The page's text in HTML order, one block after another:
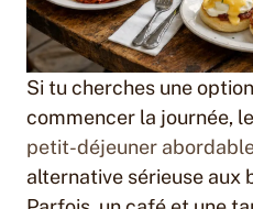
Si tu cherches une
commencer la journée,
petit-déjeuner
alternative sérieuse aux